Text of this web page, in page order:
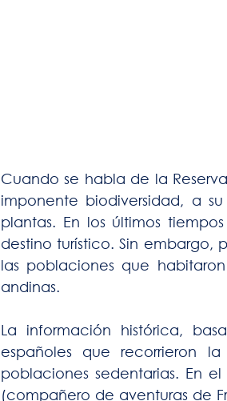
Cuando se habla de la
imponente biodiversidad, a
plantas. En los últimos
destino turístico. Sin
las poblaciones que
andinas.
La información histórica,
españoles que recorrieron
poblaciones sedentarias. En
(compañero de aventuras de